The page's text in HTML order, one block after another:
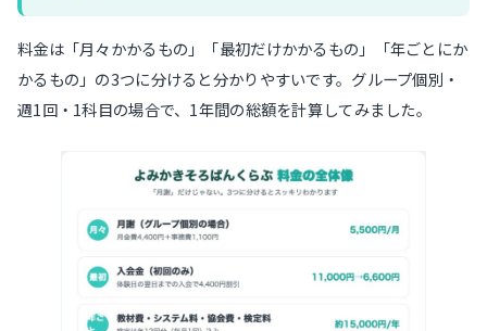
料金は「月々かかるもの」「最初だけかかるもの」「年ごとにか
かるもの」の3つに分けると分かりやすいです。グループ個別・
週1回・1科目の場合で、1年間の総額を計算してみました。